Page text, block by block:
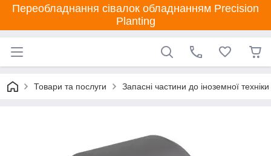
Переобладнання сівалок обладнанням Precision
Planting
Товари та послуги Запасні частини до іноземної техніки